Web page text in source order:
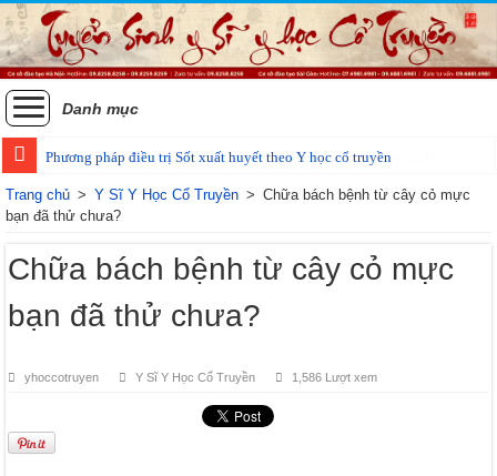
Danh mục
Phương pháp điều trị Sốt xuất huyết theo Y học cổ truyền
Trang chủ > Y Sĩ Y Học Cổ Truyền > Chữa bách bệnh từ cây cỏ mực
bạn đã thử chưa?
Chữa bách bệnh từ cây cỏ mực
bạn đã thử chưa?
yhoccotruyen Y Sĩ Y Học Cổ Truyền 1,586 Lượt xem